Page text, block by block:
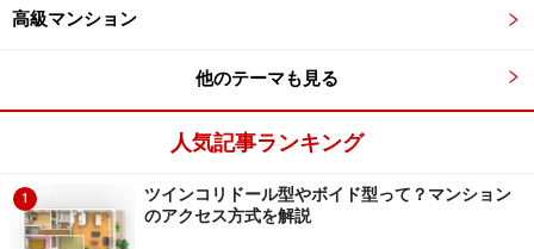
高級マンション
他のテーマも見る
人気記事ランキング
1
ツインコリドール型やボイド型って？マンション
のアクセス方式を解説